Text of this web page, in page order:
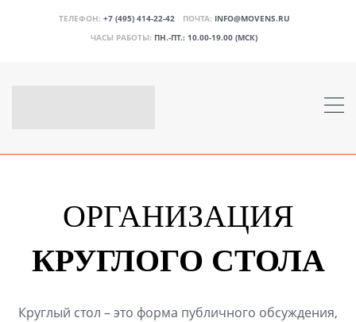
ТЕЛЕФОН: +7 (495) 414-22-42 ПОЧТА: INFO@MOVENS.RU
ЧАСЫ РАБОТЫ: ПН.-ПТ.: 10.00-19.00 (МСК)
ОРГАНИЗАЦИЯ
КРУГЛОГО СТОЛА
Круглый стол – это форма публичного обсуждения,